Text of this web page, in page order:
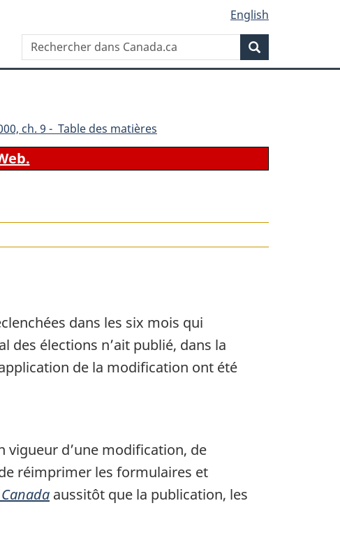
English
Rechercher
dans
Canada.ca
ch. 9 - Table des matières
dans les six mois qui
des élections n’ait publié, dans la
de la modification ont été
vigueur d’une modification, de
réimprimer les formulaires et
aussitôt que la publication, les